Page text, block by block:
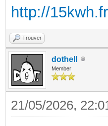
http://15kwh.fr
Trouver
dothell
Member
21/05/2026,